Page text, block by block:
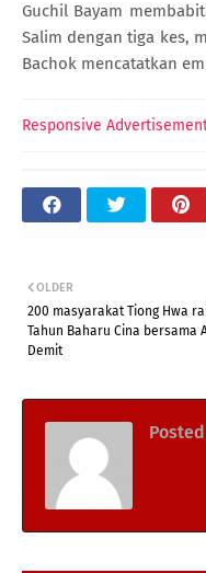
Guchil Bayam
Salim dengan tiga kes,
Bachok mencatatkan
Responsive
OLDER
200 masyarakat Tiong Hwa
Tahun Baharu Cina bersama
Demit